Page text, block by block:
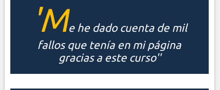
'Me he dado cuenta de mil
fallos que tenía en mi página
gracias a este curso''